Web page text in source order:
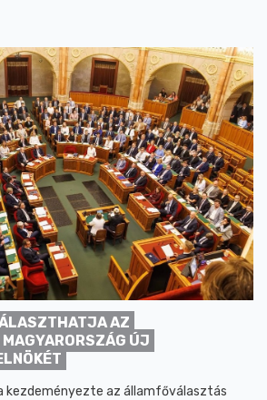
AZ
ÚJ
kezdeményezte az államfőválasztás